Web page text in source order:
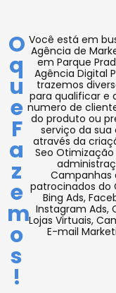
O
q
u
e
F
a
z
e
m
o
s
!
Você está em
Agência de
em Parque
Agência Digital
trazemos
para qualificar e
numero de
do produto ou
serviço da sua
através da
Seo
Campanhas
patrocinados do
Bing Ads,
Instagram Ads,
Lojas Virtuais,
E-mail